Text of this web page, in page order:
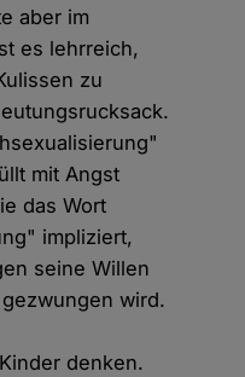
aber im
es lehrreich,
zu
mit Angst
das Wort
impliziert,
seine Willen
wird.
denken.